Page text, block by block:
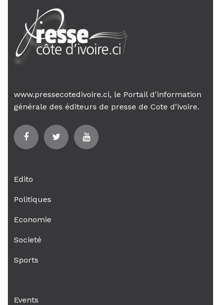
www.pressecotedivoire.ci, le Portail d'information
générale des éditeurs de presse de Cote d'ivoire.
Edito
Politiques
Economie
Societé
Sports
Events